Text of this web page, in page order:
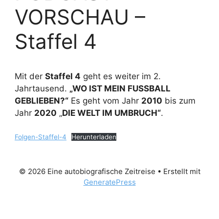
VORSCHAU –
Staffel 4
Mit der Staffel 4 geht es weiter im 2.
Jahrtausend. „WO IST MEIN FUSSBALL
GEBLIEBEN?“ Es geht vom Jahr 2010 bis zum
Jahr 2020 „DIE WELT IM UMBRUCH“.
Folgen-Staffel-4 Herunterladen
© 2026 Eine autobiografische Zeitreise • Erstellt mit
GeneratePress